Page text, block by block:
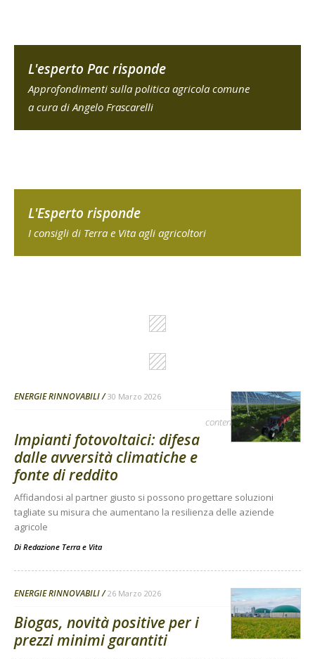
L'esperto Pac risponde
Approfondimenti sulla politica agricola comune
a cura di Angelo Frascarelli
L'Esperto risponde
I consigli di Terra e Vita agli agricoltori
ENERGIE RINNOVABILI 30 Marzo 2026
contenuto sponsorizzato
Impianti fotovoltaici: difesa
dalle avversità climatiche e
fonte di reddito
Affidandosi al partner giusto si possono progettare soluzioni
tagliate su misura che aumentano la resilienza delle aziende
agricole
Di Redazione Terra e Vita
ENERGIE RINNOVABILI 26 Marzo 2026
Biogas, novità positive per i
prezzi minimi garantiti